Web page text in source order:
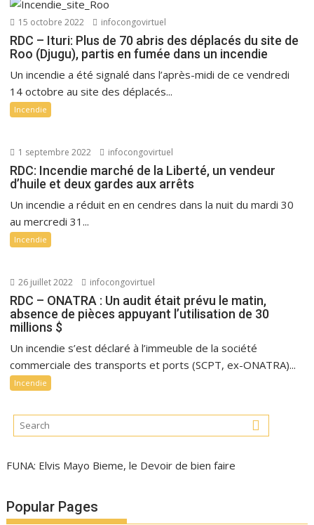
15 octobre 2022 infocongovirtuel
RDC – Ituri: Plus de 70 abris des déplacés du site de
Roo (Djugu), partis en fumée dans un incendie
Un incendie a été signalé dans l’après-midi de ce vendredi
14 octobre au site des déplacés...
Incendie
1 septembre 2022 infocongovirtuel
RDC: Incendie marché de la Liberté, un vendeur
d’huile et deux gardes aux arrêts
Un incendie a réduit en en cendres dans la nuit du mardi 30
au mercredi 31...
Incendie
26 juillet 2022 infocongovirtuel
RDC – ONATRA : Un audit était prévu le matin,
absence de pièces appuyant l’utilisation de 30
millions $
Un incendie s’est déclaré à l’immeuble de la société
commerciale des transports et ports (SCPT, ex-ONATRA)...
Incendie
FUNA: Elvis Mayo Bieme, le Devoir de bien faire
Popular Pages